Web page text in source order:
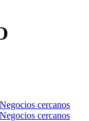
Negocios cercanos
Negocios cercanos